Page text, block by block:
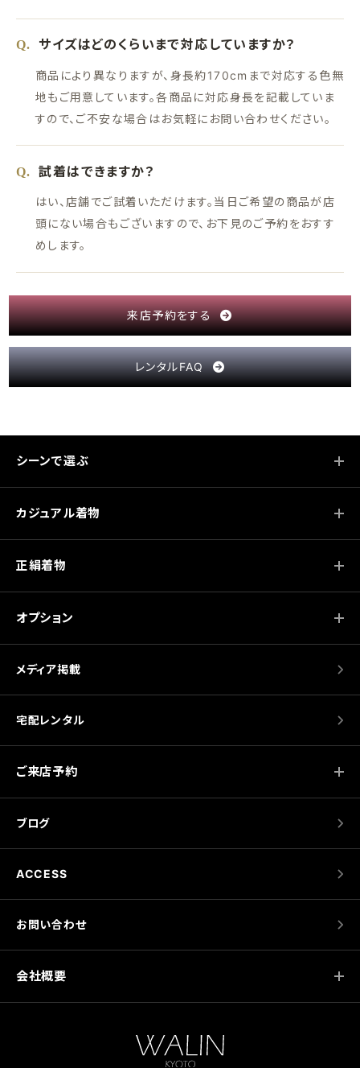
Q. サイズはどのくらいまで対応していますか？
商品により異なりますが、身長約170cmまで対応する色無
地もご用意しています。各商品に対応身長を記載していま
すので、ご不安な場合はお気軽にお問い合わせください。
Q. 試着はできますか？
はい、店舗でご試着いただけます。当日ご希望の商品が店
頭にない場合もございますので、お下見のご予約をおすす
めします。
来店予約をする
レンタルFAQ
シーンで選ぶ
カジュアル着物
正絹着物
オプション
メディア掲載
宅配レンタル
ご来店予約
ブログ
ACCESS
お問い合わせ
会社概要